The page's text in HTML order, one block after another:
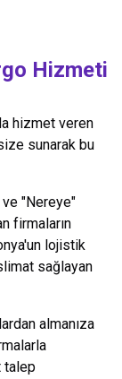
Hizmeti
hizmet veren
sunarak bu
"Nereye"
firmaların
'un lojistik
sağlayan
almanıza
talep